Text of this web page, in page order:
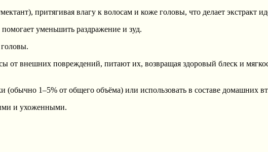
притягивая влагу к волосам и коже головы, что делает экстракт
уменьшить раздражение и зуд.
от внешних повреждений, питают их, возвращая здоровый блеск и
1–5% от общего объёма) или использовать в составе домашних
и ухоженными.